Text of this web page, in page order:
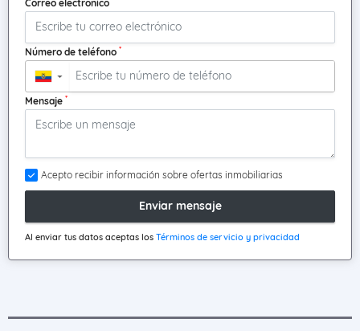
Correo electrónico
Número de teléfono *
▼
Mensaje *
Acepto recibir información sobre ofertas inmobiliarias
Enviar mensaje
Al enviar tus datos aceptas los Términos de servicio y privacidad